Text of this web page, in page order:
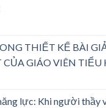
THIẾT KẾ BÀI
GIÁO VIÊN TIỂU
lực: Khi người thầy